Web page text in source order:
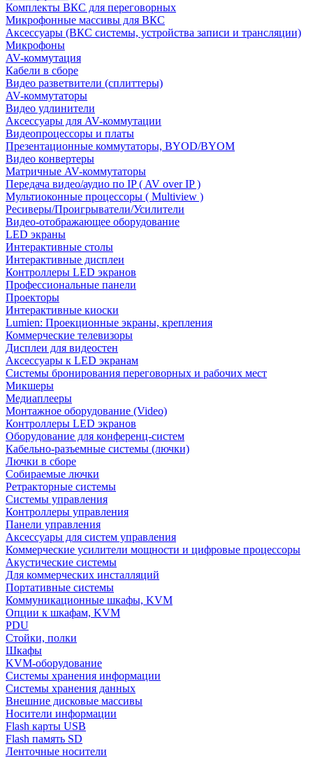
Комплекты ВКС для переговорных
Микрофонные массивы для ВКС
Аксессуары (ВКС системы, устройства записи и трансляции)
Микрофоны
AV-коммутация
Кабели в сборе
Видео разветвители (сплиттеры)
AV-коммутаторы
Видео удлинители
Аксессуары для AV-коммутации
Видеопроцессоры и платы
Презентационные коммутаторы, BYOD/BYOM
Видео конвертеры
Матричные AV-коммутаторы
Передача видео/аудио по IP ( AV over IP )
Мультиоконные процессоры ( Multiview )
Ресиверы/Проигрыватели/Усилители
Видео-отображающее оборудование
LED экраны
Интерактивные столы
Интерактивные дисплеи
Контроллеры LED экранов
Профессиональные панели
Проекторы
Интерактивные киоски
Lumien: Проекционные экраны, крепления
Коммерческие телевизоры
Дисплеи для видеостен
Аксессуары к LED экранам
Системы бронирования переговорных и рабочих мест
Микшеры
Медиаплееры
Монтажное оборудование (Video)
Контроллеры LED экранов
Оборудование для конференц-систем
Кабельно-разъемные системы (лючки)
Лючки в сборе
Собираемые лючки
Ретракторные системы
Системы управления
Контроллеры управления
Панели управления
Аксессуары для систем управления
Коммерческие усилители мощности и цифровые процессоры
Акустические системы
Для коммерческих инсталляций
Портативные системы
Коммуникационные шкафы, KVM
Опции к шкафам, KVM
PDU
Стойки, полки
Шкафы
KVM-оборудование
Системы хранения информации
Системы хранения данных
Внешние дисковые массивы
Носители информации
Flash карты USB
Flash память SD
Ленточные носители